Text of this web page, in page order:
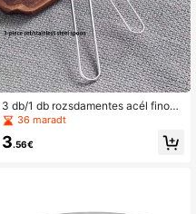
3 db/1 db rozsdamentes acél finom
szűréshálóval rendelkező teาศűrő f
ogantyúval – japán matcha por szűr
ető
36 maradt
3.56€